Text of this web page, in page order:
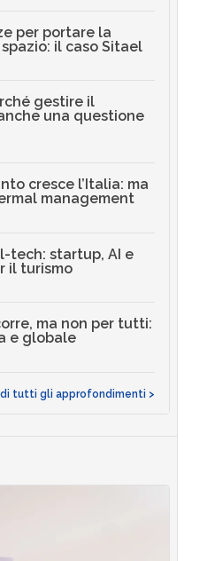
per portare la
il caso Sitael
gestire il
una questione
cresce l’Italia: ma
management
tech: startup, AI e
il turismo
ma non per tutti:
e globale
tutti gli approfondimenti >